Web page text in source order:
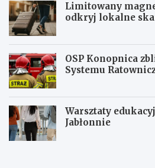
Limitowany
odkryj lokalne
OSP Konopnica
Systemu
Warsztaty
Jabłonnie
L
L